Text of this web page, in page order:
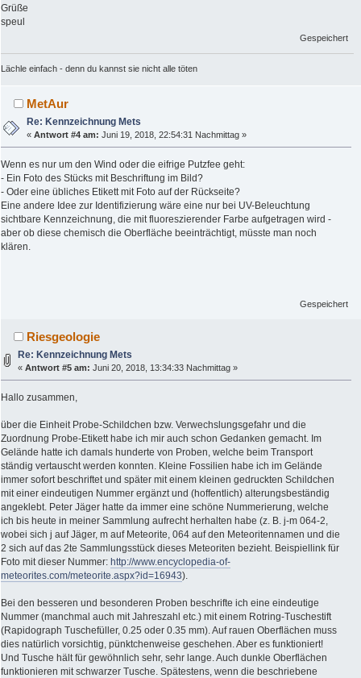
Grüße
speul
Gespeichert
Lächle einfach - denn du kannst sie nicht alle töten
MetAur
Re: Kennzeichnung Mets
«Antwort #4 am: Juni 19, 2018, 22:54:31 Nachmittag »
Wenn es nur um den Wind oder die eifrige Putzfee geht:
- Ein Foto des Stücks mit Beschriftung im Bild?
- Oder eine übliches Etikett mit Foto auf der Rückseite?
Eine andere Idee zur Identifizierung wäre eine nur bei UV-Beleuchtung
sichtbare Kennzeichnung, die mit fluoreszierender Farbe aufgetragen wird -
aber ob diese chemisch die Oberfläche beeinträchtigt, müsste man noch
klären.
Gespeichert
Riesgeologie
Re: Kennzeichnung Mets
«Antwort #5 am: Juni 20, 2018, 13:34:33 Nachmittag »
Hallo zusammen,
über die Einheit Probe-Schildchen bzw. Verwechslungsgefahr und die
Zuordnung Probe-Etikett habe ich mir auch schon Gedanken gemacht. Im
Gelände hatte ich damals hunderte von Proben, welche beim Transport
ständig vertauscht werden konnten. Kleine Fossilien habe ich im Gelände
immer sofort beschriftet und später mit einem kleinen gedruckten Schildchen
mit einer eindeutigen Nummer ergänzt und (hoffentlich) alterungsbeständig
angeklebt. Peter Jäger hatte da immer eine schöne Nummerierung, welche
ich bis heute in meiner Sammlung aufrecht herhalten habe (z. B. j-m 064-2,
wobei sich j auf Jäger, m auf Meteorite, 064 auf den Meteoritennamen und die
2 sich auf das 2te Sammlungsstück dieses Meteoriten bezieht. Beispiellink für
Foto mit dieser Nummer: http://www.encyclopedia-of-
meteorites.com/meteorite.aspx?id=16943).
Bei den besseren und besonderen Proben beschrifte ich eine eindeutige
Nummer (manchmal auch mit Jahreszahl etc.) mit einem Rotring-Tuschestift
(Rapidograph Tuschefüller, 0.25 oder 0.35 mm). Auf rauen Oberflächen muss
dies natürlich vorsichtig, pünktchenweise geschehen. Aber es funktioniert!
Und Tusche hält für gewöhnlich sehr, sehr lange. Auch dunkle Oberflächen
funktionieren mit schwarzer Tusche. Spätestens, wenn die beschriebene